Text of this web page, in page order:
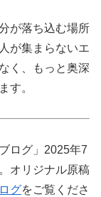
が落ち込む場所
が集まらないエ
く、もっと奥深
す。
ログ」2025年7
オリジナル原稿
グをご覧くださ